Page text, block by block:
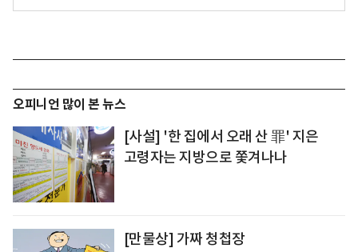
오피니언 많이 본 뉴스
[사설] '한 집에서 오래 산 罪' 지은
고령자는 지방으로 쫓겨나나
[만물상] 가짜 청첩장